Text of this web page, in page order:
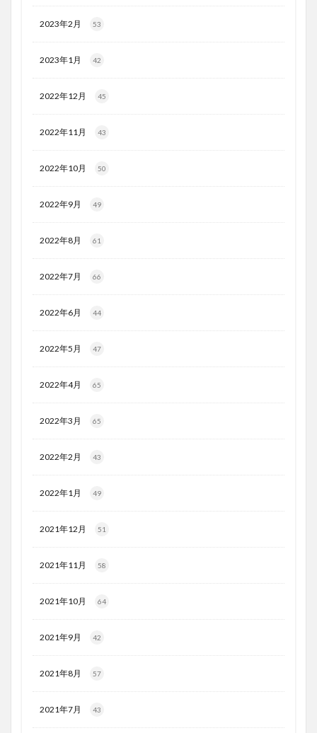
2023年2月 53
2023年1月 42
2022年12月 45
2022年11月 43
2022年10月 50
2022年9月 49
2022年8月 61
2022年7月 66
2022年6月 44
2022年5月 47
2022年4月 65
2022年3月 65
2022年2月 43
2022年1月 49
2021年12月 51
2021年11月 58
2021年10月 64
2021年9月 42
2021年8月 57
2021年7月 43